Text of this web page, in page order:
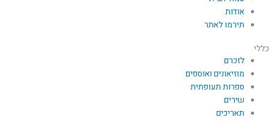
אודות
תירמו לאתר
כללי
לזכרם
מוזיאונים ואוספים
ספרות תעופתית
שירים
תאריכים